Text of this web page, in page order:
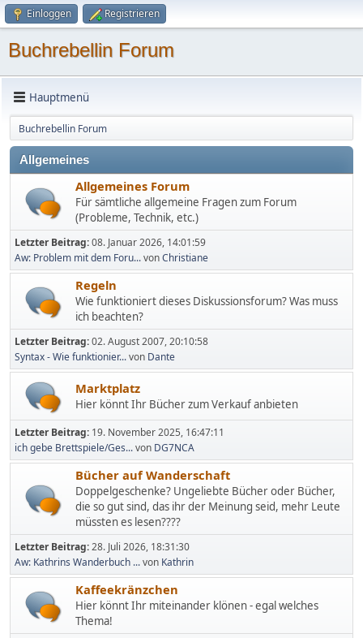
Einloggen Registrieren
Buchrebellin Forum
Hauptmenü
Buchrebellin Forum
Allgemeines
Allgemeines Forum
Für sämtliche allgemeine Fragen zum Forum
(Probleme, Technik, etc.)
Letzter Beitrag:08. Januar 2026, 14:01:59
Aw: Problem mit dem Foru...vonChristiane
Regeln
Wie funktioniert dieses Diskussionsforum? Was muss
ich beachten?
Letzter Beitrag:02. August 2007, 20:10:58
Syntax - Wie funktionier...von Dante
Marktplatz
Hier könnt Ihr Bücher zum Verkauf anbieten
Letzter Beitrag: 19. November 2025, 16:47:11
ich gebe Brettspiele/Ges...von DG7NCA
Bücher auf Wanderschaft
Doppelgeschenke? Ungeliebte Bücher oder Bücher,
die so gut sind, das ihr der Meinung seid, mehr Leute
müssten es lesen????
Letzter Beitrag:28. Juli 2026, 18:31:30
Aw: Kathrins Wanderbuch ...von Kathrin
Kaffeekränzchen
Hier könnt Ihr miteinander klönen - egal welches
Thema!